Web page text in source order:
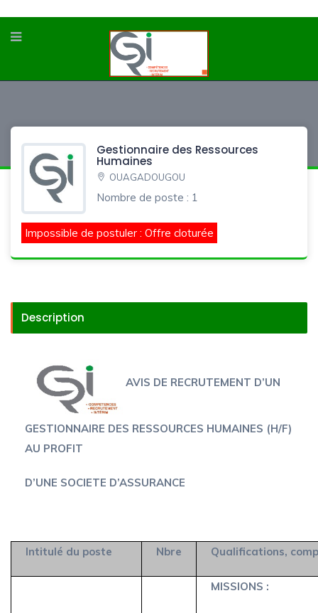
Gestionnaire des Ressources
Humaines
OUAGADOUGOU
Nombre de poste : 1
Impossible de postuler : Offre cloturée
Description
AVIS DE RECRUTEMENT D’UN
GESTIONNAIRE DES RESSOURCES HUMAINES (H/F)
AU PROFIT
D’UNE SOCIETE D’ASSURANCE
Intitulé du poste Nbre Qualifications,
MISSIONS :